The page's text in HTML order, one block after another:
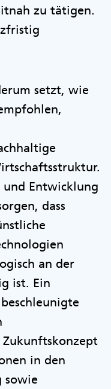
zu tätigen.
setzt, wie
und Entwicklung
dass
an der
ist. Ein
in den
sowie